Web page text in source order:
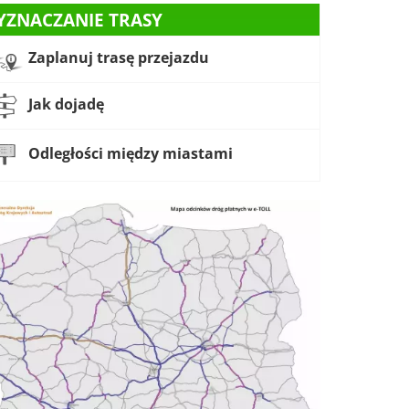
TRASY
Zaplanuj trasę przejazdu
Jak dojadę
Odległości między miastami